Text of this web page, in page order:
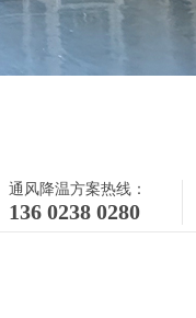
通风降温方案热线：
136 0238 0280